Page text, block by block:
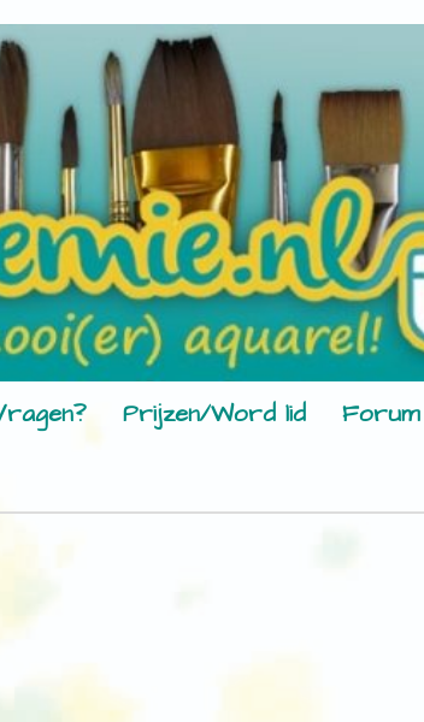
Prijzen/Word lid
Forum